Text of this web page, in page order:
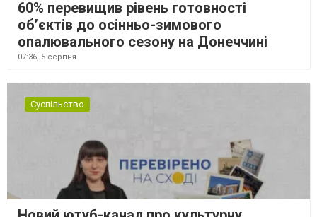
60% перевищив рівень готовності
об’єктів до осінньо-зимового
опалювального сезону на Донеччині
07:36, 5 серпня
Суспільство